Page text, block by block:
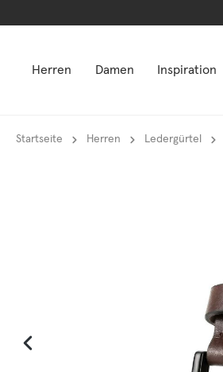
Herren Damen Inspiration
Startseite Herren Ledergürtel